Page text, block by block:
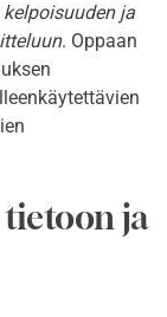
ja
. Oppaan
ja